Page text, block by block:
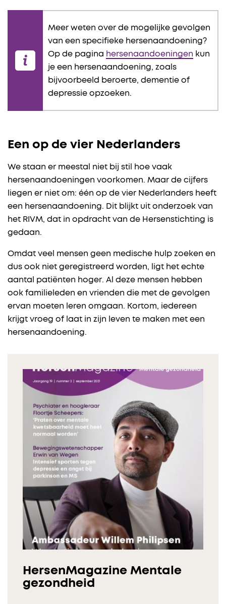
Meer weten over de mogelijke gevolgen
van een specifieke hersenaandoening?
Op de pagina hersenaandoeningen kun
je een hersenaandoening, zoals
bijvoorbeeld beroerte, dementie of
depressie opzoeken.
Een op de vier Nederlanders
We staan er meestal niet bij stil hoe vaak
hersenaandoeningen voorkomen. Maar de cijfers
liegen er niet om: één op de vier Nederlanders heeft
een hersenaandoening. Dit blijkt uit onderzoek van
het RIVM, dat in opdracht van de Hersenstichting is
gedaan.
Omdat veel mensen geen medische hulp zoeken en
dus ook niet geregistreerd worden, ligt het echte
aantal patiënten hoger. Al deze mensen hebben
ook familieleden en vrienden die met de gevolgen
ervan moeten leren omgaan. Kortom, iedereen
krijgt vroeg of laat in zijn leven te maken met een
hersenaandoening.
HersenMagazine Mentale
gezondheid